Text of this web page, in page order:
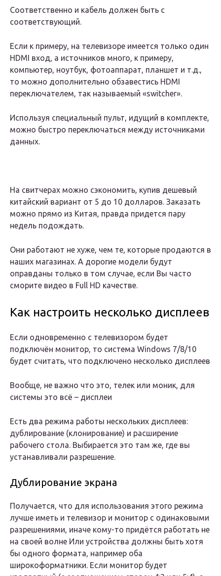
Соответственно и кабель должен быть с
соответствующий.
Если к примеру, на телевизоре имеется только один
HDMI вход, а источников много, к примеру,
компьютер, ноутбук, фотоаппарат, планшет и т.д.,
то можно дополнительно обзавестись HDMI
переключателем, так называемый «switcher».
Используя специальный пульт, идущий в комплекте,
можно быстро переключаться между источниками
данных.
На свитчерах можно сэкономить, купив дешевый
китайский вариант от 5 до 10 долларов. Заказать
можно прямо из Китая, правда придется пару
недель подождать.
Они работают не хуже, чем те, которые продаются в
наших магазинах. А дорогие модели будут
оправданы только в том случае, если Вы часто
сморите видео в Full HD качестве.
Как настроить несколько дисплеев
Если одновременно с телевизором будет
подключён монитор, то система Windows 7/8/10
будет считать, что подключено несколько дисплеев
Вообще, не важно что это, телек или моник, для
системы это всё – дисплеи
Есть два режима работы нескольких дисплеев:
дублирование (клонирование) и расширение
рабочего стола. Выбирается это там же, где вы
устанавливали разрешение.
Дублирование экрана
Получается, что для использования этого режима
лучше иметь и телевизор и монитор с одинаковыми
разрешениями, иначе кому-то придётся работать не
на своей волне Или устройства должны быть хотя
бы одного формата, например оба
широкоформатники. Если монитор будет